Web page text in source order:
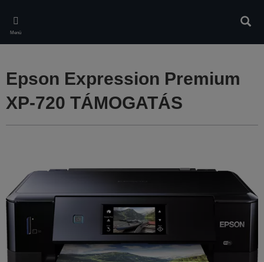
main
content
Menü
Epson Expression Premium
XP-720 TÁMOGATÁS